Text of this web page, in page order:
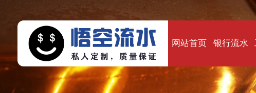
网站首页 银行流水